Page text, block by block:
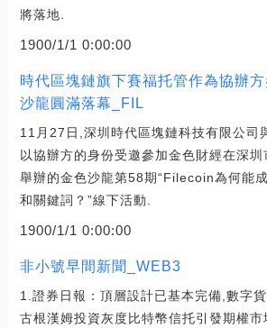
將落地.
1900/1/1 0:00:00
時代區塊鏈旗下賽福托管作為協辦
沙龍圓滿落幕_FIL
11月27日,深圳時代區塊鏈科技有限公司
以協辦方的身份受邀參加金色財經在深
舉辦的金色沙龍第58期“Filecoin為何能
和關鍵詞？”線下活動.
1900/1/1 0:00:00
非小號早間新聞_WEB3
1.證券日報：頂層設計已基本完備,數字
古根漢姆投資灰度比特幣信托引發期權市